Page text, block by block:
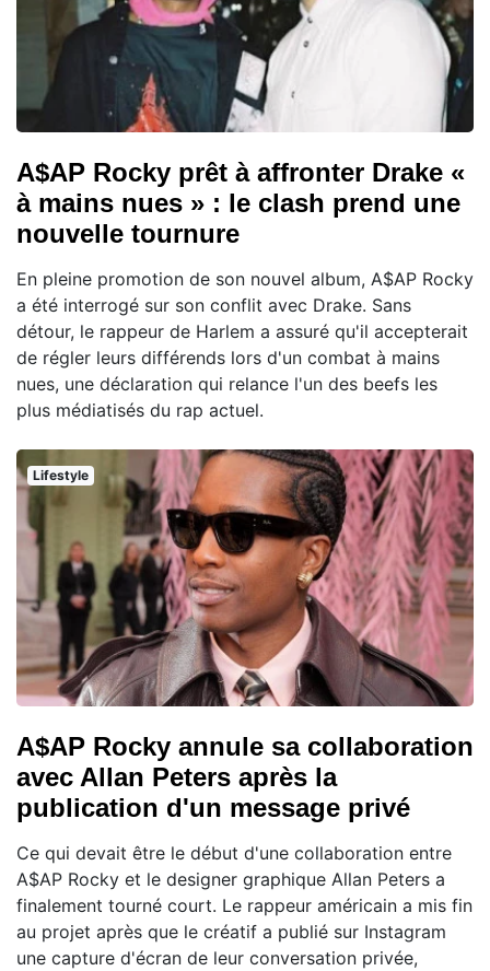
A$AP Rocky prêt à affronter Drake «
à mains nues » : le clash prend une
nouvelle tournure
En pleine promotion de son nouvel album, A$AP Rocky
a été interrogé sur son conflit avec Drake. Sans
détour, le rappeur de Harlem a assuré qu'il accepterait
de régler leurs différends lors d'un combat à mains
nues, une déclaration qui relance l'un des beefs les
plus médiatisés du rap actuel.
Lifestyle
A$AP Rocky annule sa collaboration
avec Allan Peters après la
publication d'un message privé
Ce qui devait être le début d'une collaboration entre
A$AP Rocky et le designer graphique Allan Peters a
finalement tourné court. Le rappeur américain a mis fin
au projet après que le créatif a publié sur Instagram
une capture d'écran de leur conversation privée,